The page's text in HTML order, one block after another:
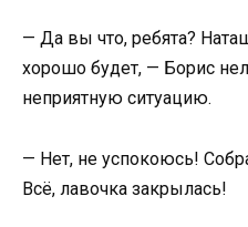
— Да вы что, ребята?
хорошо будет, — Борис
неприятную ситуацию.
— Нет, не успокоюсь!
Всё, лавочка закрылась!